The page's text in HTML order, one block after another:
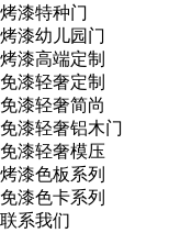
烤漆特种门
烤漆幼儿园门
烤漆高端定制
免漆轻奢定制
免漆轻奢简尚
免漆轻奢铝木门
免漆轻奢模压
烤漆色板系列
免漆色卡系列
联系我们